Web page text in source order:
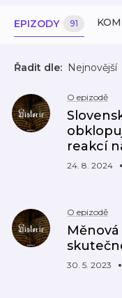
EPIZODY 91
Řadit dle: Nejnovější
O epizodě
reakcí
24. 8. 2024
O epizodě
30. 5. 2023